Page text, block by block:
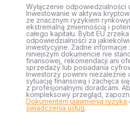
Wyłączenie odpowiedzialności
Inwestowanie w aktywa
ze znacznym ryzykiem
ekstremalną zmiennością i
całego kapitału. Bybit EU
odpowiedzialności za
inwestycyjne. Żadne informacje
niniejszym dokumencie nie
finansowej, rekomendacji ani
sprzedaży lub posiadania
Inwestorzy powinni niezależnie
sytuację finansową i zachęca
z profesjonalnymi doradcami.
kompleksowy przegląd,
Dokumentem ujawnienia ryzyka
świadczenia usług.